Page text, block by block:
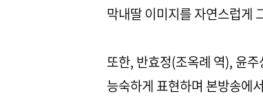
막내딸 이미지를 자연스럽게
또한, 반효정(조옥례 역), 윤
능숙하게 표현하며 본방송에